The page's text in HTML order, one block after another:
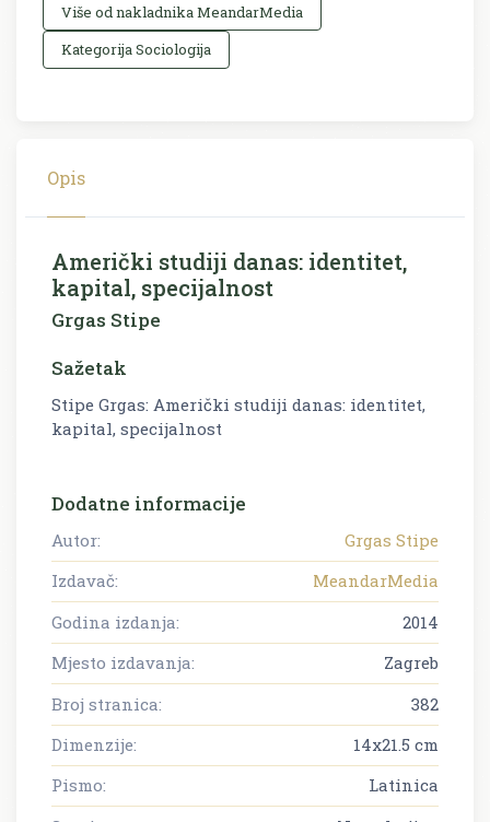
Više od nakladnika MeandarMedia
Kategorija Sociologija
Opis
Američki studiji danas: identitet,
kapital, specijalnost
Grgas Stipe
Sažetak
Stipe Grgas: Američki studiji danas: identitet,
kapital, specijalnost
Dodatne informacije
Autor:
Grgas Stipe
Izdavač:
MeandarMedia
Godina izdanja:
2014
Mjesto izdavanja:
Zagreb
Broj stranica:
382
Dimenzije:
14x21.5 cm
Pismo:
Latinica